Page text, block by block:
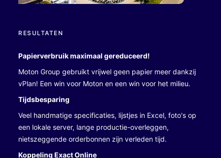
RESULTATEN
Papierverbruik maximaal gereduceerd!
Moton Group gebruikt vrijwel geen papier meer dankzij
vPlan! Een win voor Moton en een win voor het milieu.
Tijdsbesparing
Veel handmatige specificaties, lijstjes in Excel, foto's op
een lokale server, lange productie-overleggen,
nietszeggende orderbonnen zijn verleden tijd.
Koppeling Exact Online